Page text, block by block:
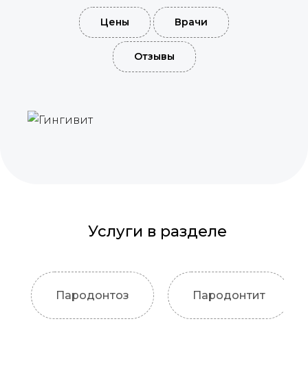
Цены Врачи
Отзывы
Услуги в разделе
Пародонтоз Пародонтит